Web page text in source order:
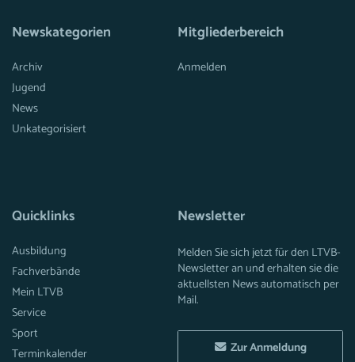
Newskategorien
Archiv
Jugend
News
Unkategorisiert
Mitgliederbereich
Anmelden
Quicklinks
Ausbildung
Fachverbände
Mein LTVB
Service
Sport
Terminkalender
Newsletter
Melden Sie sich jetzt für den LTVB-
Newsletter an und erhalten sie die
aktuellsten News automatisch per
Mail.
Zur Anmeldung